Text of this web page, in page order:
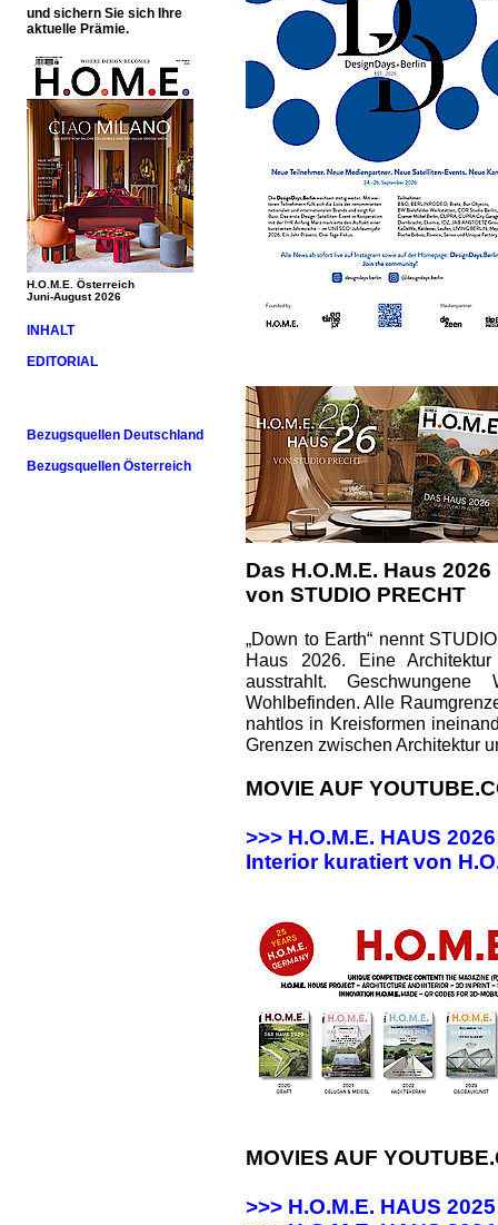
und sichern Sie sich Ihre
aktuelle Prämie.
H.O.M.E. Österreich
Juni-August 2026
INHALT
EDITORIAL
Bezugsquellen Deutschland
Bezugsquellen Österreich
Das H.O.M.E. Haus 2026
von STUDIO PRECHT
„Down to Earth“ nennt
Haus 2026. Eine
ausstrahlt.
Wohlbefinden. Alle
nahtlos in Kreisformen
Grenzen zwischen Architektur
MOVIE AUF
>>> H.O.M.E. HAUS
Interior kuratiert von
MOVIES AUF
>>> H.O.M.E. HAUS